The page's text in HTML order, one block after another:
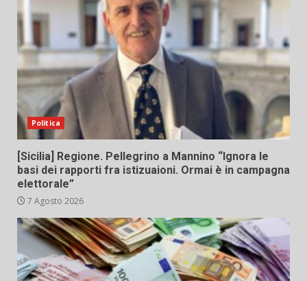
Politica
[Sicilia] Regione. Pellegrino a Mannino “Ignora le
basi dei rapporti fra istizuaioni. Ormai è in campagna
elettorale”
7 Agosto 2026